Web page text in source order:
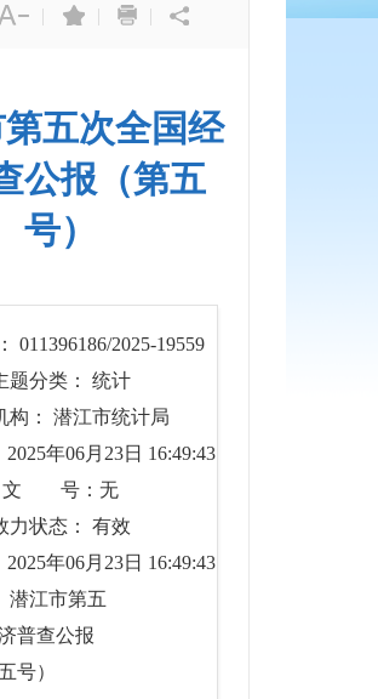
| | |
五次全国经
公报（第五
号）
011396186/2025-19559
题分类： 统计
构： 潜江市统计局
年06月23日 16:49:43
文 号：无
力状态： 有效
年06月23日 16:49:43
江市第五
普查公报
号）